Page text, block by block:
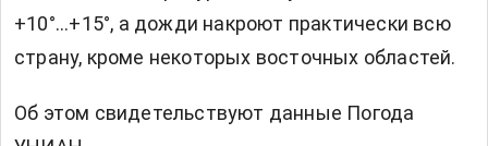
+10°...+15°, а дожди накроют практически всю
страну, кроме некоторых восточных областей.
Об этом свидетельствуют данные Погода